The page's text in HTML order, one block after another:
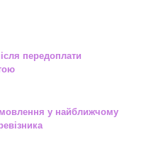
передоплати
у найближчому